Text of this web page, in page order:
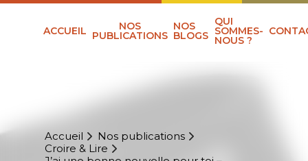
ACCUEIL NOS
PUBLICATIONS
NOS
BLOGS
QUI
SOMMES-
NOUS ?
Accueil
Nos publications
Croire & Lire